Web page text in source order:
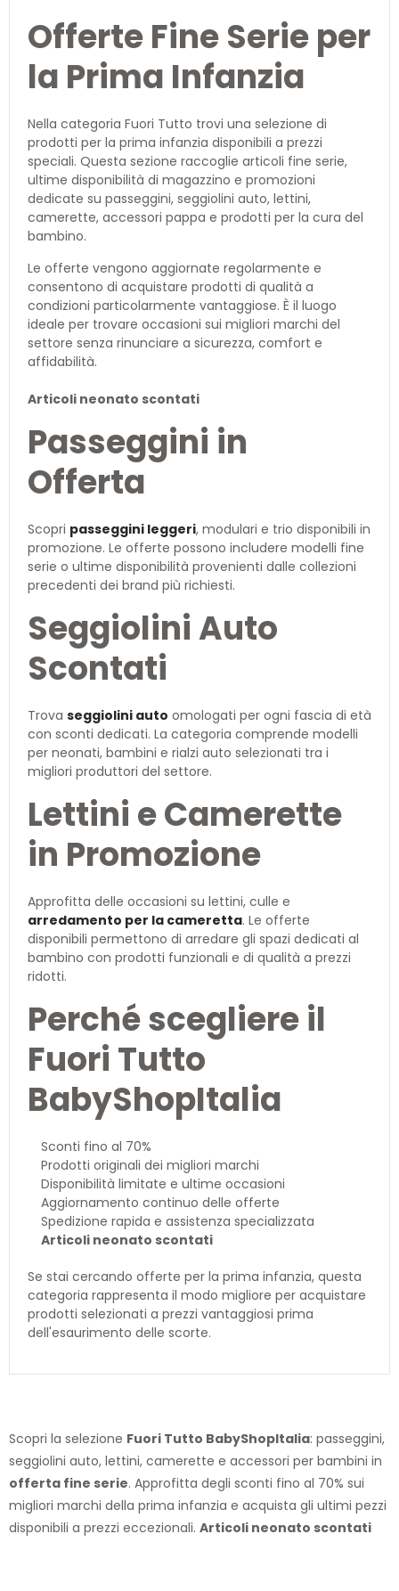
Scopri la selezione Fuori Tutto BabyShopItalia: passeggini,
seggiolini auto, lettini, camerette e accessori per bambini in
offerta fine serie. Approfitta degli sconti fino al 70% sui
migliori marchi della prima infanzia e acquista gli ultimi pezzi
disponibili a prezzi eccezionali. Articoli neonato scontati
Offerte Fine Serie per
la Prima Infanzia
Nella categoria Fuori Tutto trovi una selezione di
prodotti per la prima infanzia disponibili a prezzi
speciali. Questa sezione raccoglie articoli fine serie,
ultime disponibilità di magazzino e promozioni
dedicate su passeggini, seggiolini auto, lettini,
camerette, accessori pappa e prodotti per la cura del
bambino.
Le offerte vengono aggiornate regolarmente e
consentono di acquistare prodotti di qualità a
condizioni particolarmente vantaggiose. È il luogo
ideale per trovare occasioni sui migliori marchi del
settore senza rinunciare a sicurezza, comfort e
affidabilità.
Articoli neonato scontati
Passeggini in
Offerta
Scopri passeggini leggeri, modulari e trio disponibili in
promozione. Le offerte possono includere modelli fine
serie o ultime disponibilità provenienti dalle collezioni
precedenti dei brand più richiesti.
Seggiolini Auto
Scontati
Trova seggiolini auto omologati per ogni fascia di età
con sconti dedicati. La categoria comprende modelli
per neonati, bambini e rialzi auto selezionati tra i
migliori produttori del settore.
Lettini e Camerette
in Promozione
Approfitta delle occasioni su lettini, culle e
arredamento per la cameretta. Le offerte
disponibili permettono di arredare gli spazi dedicati al
bambino con prodotti funzionali e di qualità a prezzi
ridotti.
Perché scegliere il
Fuori Tutto
BabyShopItalia
Sconti fino al 70%
Prodotti originali dei migliori marchi
Disponibilità limitate e ultime occasioni
Aggiornamento continuo delle offerte
Spedizione rapida e assistenza specializzata
Articoli neonato scontati
Se stai cercando offerte per la prima infanzia, questa
categoria rappresenta il modo migliore per acquistare
prodotti selezionati a prezzi vantaggiosi prima
dell'esaurimento delle scorte.